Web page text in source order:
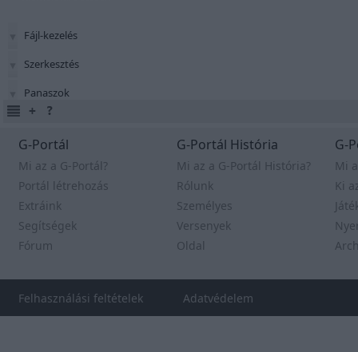
Fájl-kezelés
Szerkesztés
Panaszok
G-Portál
Mi az a G-Portál?
Portál létrehozás
Extráink
Segítségek
Fórum
G-Portál História
Mi az a G-Portál História?
Rólunk
Személyes
Versenyek
Oldal
G-
Mi
Ki
Felhasználási feltételek Adatvédelem